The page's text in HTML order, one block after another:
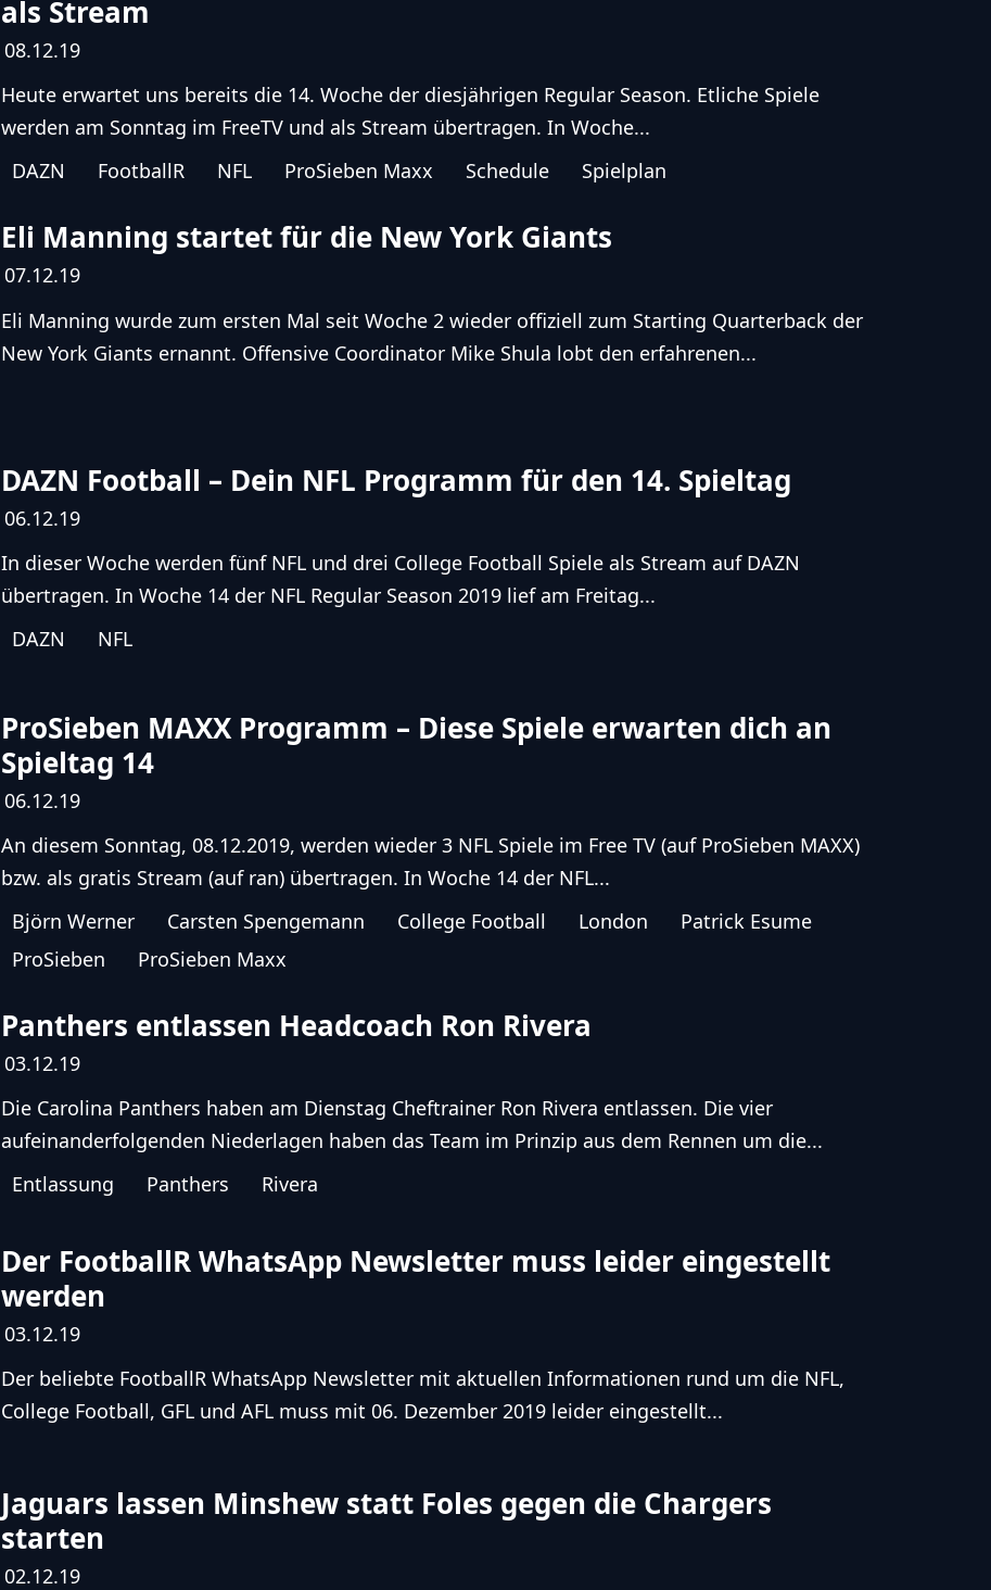
als Stream
08.12.19
Heute erwartet uns bereits die 14. Woche der diesjährigen Regular Season. Etliche Spiele
werden am Sonntag im FreeTV und als Stream übertragen. In Woche...
DAZN
FootballR NFL ProSieben Maxx Schedule Spielplan
Eli Manning startet für die New York Giants
07.12.19
Eli Manning wurde zum ersten Mal seit Woche 2 wieder offiziell zum Starting Quarterback der
New York Giants ernannt. Offensive Coordinator Mike Shula lobt den erfahrenen...
DAZN Football – Dein NFL Programm für den 14. Spieltag
06.12.19
In dieser Woche werden fünf NFL und drei College Football Spiele als Stream auf DAZN
übertragen. In Woche 14 der NFL Regular Season 2019 lief am Freitag...
DAZN
NFL
ProSieben MAXX Programm – Diese Spiele erwarten dich an
Spieltag 14
06.12.19
An diesem Sonntag, 08.12.2019, werden wieder 3 NFL Spiele im Free TV (auf ProSieben MAXX)
bzw. als gratis Stream (auf ran) übertragen. In Woche 14 der NFL...
Björn Werner
Carsten Spengemann College Football London
Patrick Esume
ProSieben
ProSieben Maxx
Panthers entlassen Headcoach Ron Rivera
03.12.19
Die Carolina Panthers haben am Dienstag Cheftrainer Ron Rivera entlassen. Die vier
aufeinanderfolgenden Niederlagen haben das Team im Prinzip aus dem Rennen um die...
Entlassung
Panthers Rivera
Der FootballR WhatsApp Newsletter muss leider eingestellt
werden
03.12.19
Der beliebte FootballR WhatsApp Newsletter mit aktuellen Informationen rund um die NFL,
College Football, GFL und AFL muss mit 06. Dezember 2019 leider eingestellt...
Jaguars lassen Minshew statt Foles gegen die Chargers
starten
02.12.19